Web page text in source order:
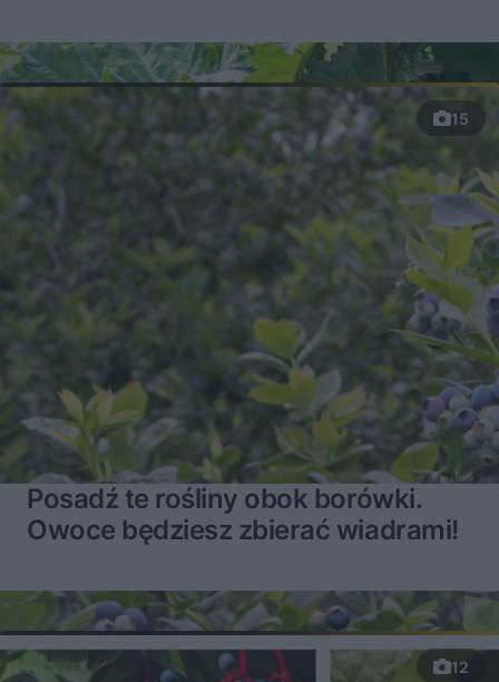
15
Posadź te rośliny obok borówki.
Owoce będziesz zbierać wiadrami!
12